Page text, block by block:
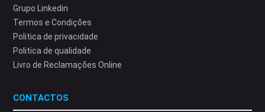
Grupo Linkedin
Termos e Condições
Politica de privacidade
Politica de qualidade
Livro de Reclamações Online
CONTACTOS